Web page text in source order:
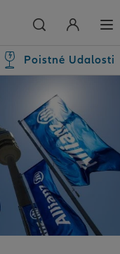
Poistné Udalosti